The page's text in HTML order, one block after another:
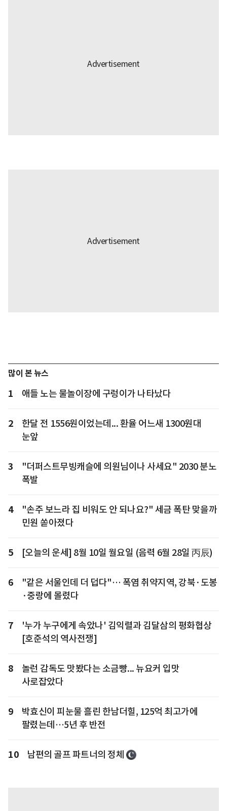
많이 본 뉴스
1 애들 노는 물놀이장에 구렁이가 나타났다
2
한달 전 1556원이었는데... 환율 어느새 1300원대
눈앞
3
"더퍼스트무빙캐슬에 의원님이나 사세요" 2030 분노
폭발
4
"손주 보느라 집 비워도 안 되나요?" 세금 폭탄 맞을까
민원 쏟아졌다
5 [오늘의 운세] 8월 10일 월요일 (음력 6월 28일 丙辰)
6
"같은 서울인데 더 덥다"… 폭염 취약지역, 강북·도봉
·중랑에 몰렸다
7
'누가 누구에게 속았나' 김익렬과 김달삼의 평화협상
[호준석의 역사전쟁]
8
놀런 감독도 맛봤다는 소금빵... 뉴요커 입맛
사로잡았다
9
박효신이 피눈물 흘린 한남더힐, 125억 최고가에
팔렸는데…5년 후 반전
10 남편의 골프 파트너의 정체